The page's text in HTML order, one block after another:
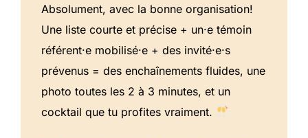
Absolument, avec la bonne organisation!
Une liste courte et précise + un·e témoin
référent·e mobilisé·e + des invité·e·s
prévenus = des enchaînements fluides, une
photo toutes les 2 à 3 minutes, et un
cocktail que tu profites vraiment.